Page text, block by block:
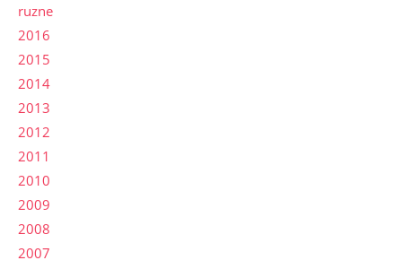
ruzne
2016
2015
2014
2013
2012
2011
2010
2009
2008
2007